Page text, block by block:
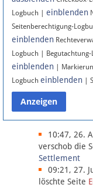
Instagram
Anmelden
Datenschutz
Über Lobbypedia
Impressum
Logbuch | einblenden
Seitenberechtigung-
einblenden
Logbuch | Begutachtung-
einblenden |
Logbuch einblenden |
10:47, 26.
verschob die
Settlement
09:21, 27.
löschte Seite